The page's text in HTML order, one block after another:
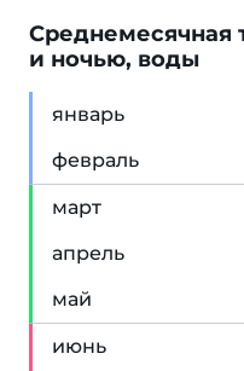
Cреднемесячная
и ночью, воды
январь
февраль
март
апрель
май
июнь